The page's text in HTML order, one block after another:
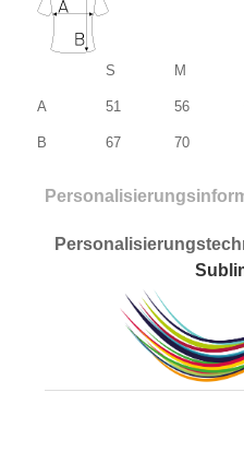
S M
A 51 56
B 67 70